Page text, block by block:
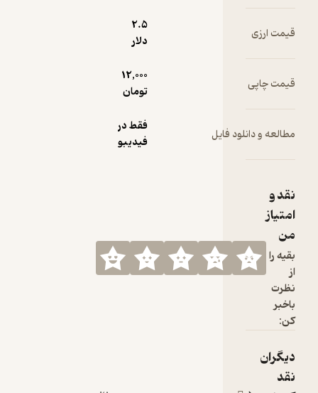
قیمت ارزی
2.۵
دلار
قیمت چاپی
12,000
تومان
مطالعه و دانلود فایل
فقط در
فیدیبو
نقد و
امتیاز
من
بقیه را
نظرت
باخبر
کن:
دیگران
نقد